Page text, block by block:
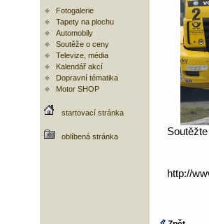
Fotogalerie
Tapety na plochu
Automobily
Soutěže o ceny
Televize, média
Kalendář akcí
Dopravní tématika
Motor SHOP
startovací stránka
oblíbená stránka
http://